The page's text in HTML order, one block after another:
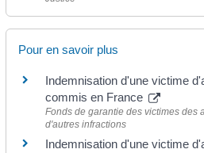
Pour en savoir plus
Indemnisation d'une victime
commis en France
Fonds de garantie des victimes des
d'autres infractions
Indemnisation d'une victime